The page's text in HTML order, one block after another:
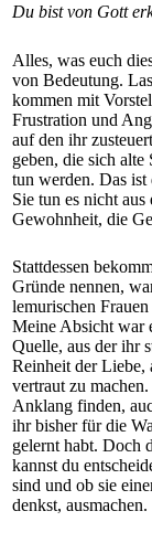
Du bist von Gott
Alles, was euch
von Bedeutung.
kommen mit
Frustration und
auf den ihr
geben, die sich alte
tun werden. Das ist
Sie tun es nicht
Gewohnheit, die
Stattdessen
Gründe nennen,
lemurischen
Meine Absicht war
Quelle, aus der ihr
Reinheit der Liebe,
vertraut zu
Anklang finden,
ihr bisher für die
gelernt habt. Doch
kannst du
sind und ob sie
denkst, ausmachen.